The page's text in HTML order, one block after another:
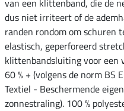
van een klittenband, die de
dus niet irriteert of de
randen rondom om schuren
elastisch, geperforeerd
klittenbandsluiting voor een
60 % + (volgens de norm
Textiel - Beschermende
zonnestraling). 100 %